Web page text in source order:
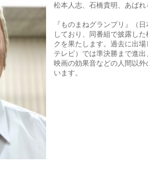
松本人志、石橋貴明、あば
『ものまねグランプリ』（
しており、同番組で披露し
クを果たします。過去に出
テレビ）では準決勝まで進出
映画の効果音などの人間以
います。